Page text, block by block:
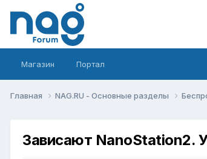
Магазин Портал
Главная NAG.RU - Основные разделы
Зависают NanoStation2.